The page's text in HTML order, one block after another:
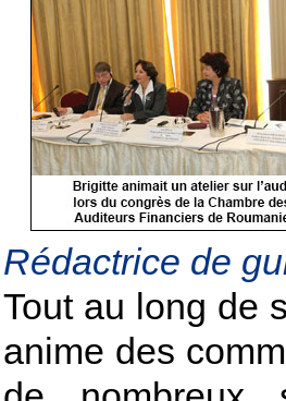
Rédactrice de
Tout au long de
anime des